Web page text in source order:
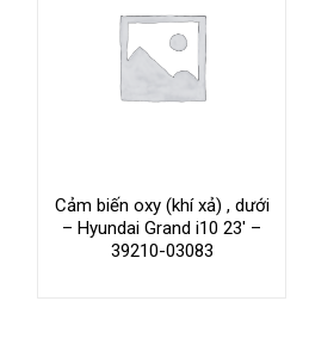
Cảm biến oxy (khí xả) , dưới
– Hyundai Grand i10 23′ –
39210-03083